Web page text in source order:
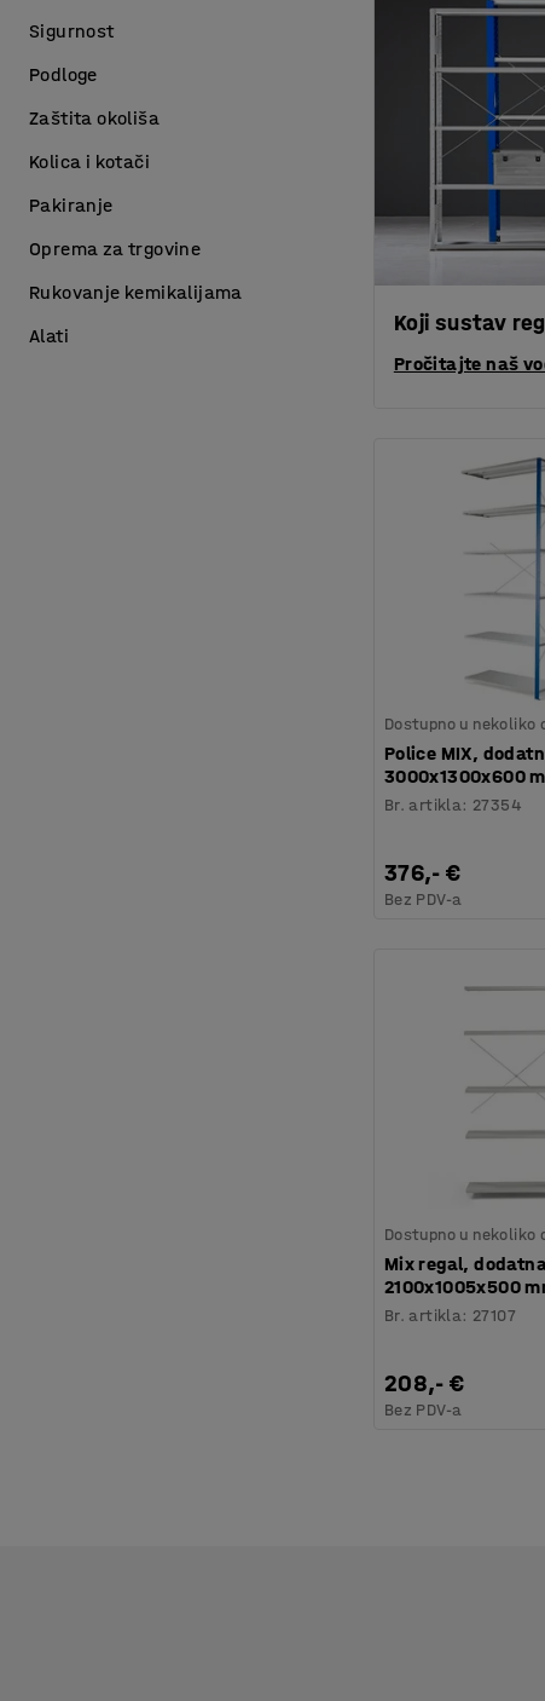
Koji sustav
Pročitajte naš
Dostupno u nekoliko
Police MIX,
3000x1300x600
Br. artikla: 27354
376,- €
Bez PDV-a
Dostupno u nekoliko
Mix regal,
2100x1005x500
Br. artikla: 27107
208,- €
Bez PDV-a
Sigurnost
Podloge
Zaštita okoliša
Kolica i kotači
Pakiranje
Oprema za trgovine
Rukovanje kemikalijama
Alati